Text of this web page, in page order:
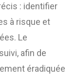
: identifier
à risque et
Le
afin de
éradiquée